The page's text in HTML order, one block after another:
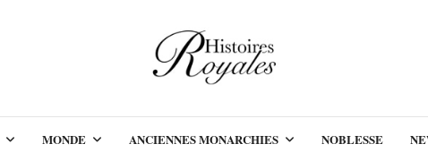
MONDE ANCIENNES MONARCHIES NOBLESSE